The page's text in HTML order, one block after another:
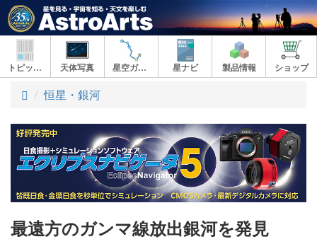
トピックス 天体写真 星空ガイド 星ナビ 製品情報 ショップ
ト
プ
恒星・銀河
最遠方のガンマ線放出銀河を発見